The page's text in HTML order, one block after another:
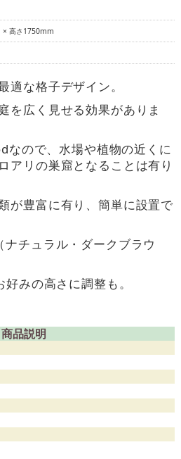
高さ1750mm
適な格子デザイン。
を広く見せる効果がありま
なので、水場や植物の近くに
アリの巣窟となることは有り
が豊富に有り、簡単に設置で
チュラル・ダークブラウ
みの高さに調整も。
商品説明